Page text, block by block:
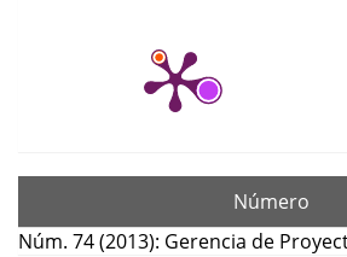
Número
Núm. 74 (2013): Gerencia de